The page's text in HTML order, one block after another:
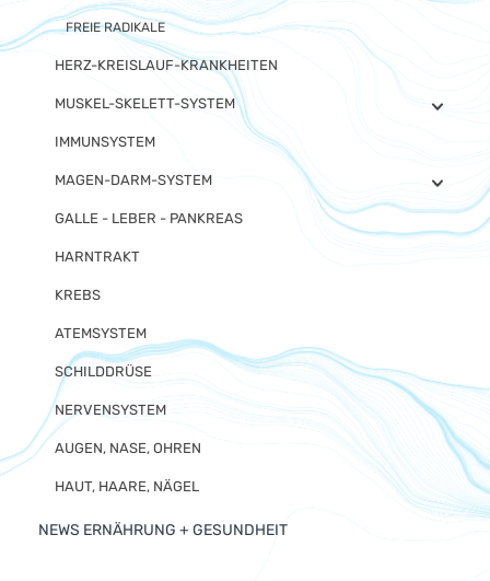
FREIE RADIKALE
HERZ-KREISLAUF-KRANKHEITEN
MUSKEL-SKELETT-SYSTEM
IMMUNSYSTEM
MAGEN-DARM-SYSTEM
GALLE - LEBER - PANKREAS
HARNTRAKT
KREBS
ATEMSYSTEM
SCHILDDRÜSE
NERVENSYSTEM
AUGEN, NASE, OHREN
HAUT, HAARE, NÄGEL
NEWS ERNÄHRUNG + GESUNDHEIT